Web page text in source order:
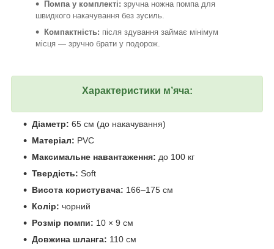
Помпа у комплекті: зручна ножна помпа для
швидкого накачування без зусиль.
Компактність: після здування займає мінімум
місця — зручно брати у подорож.
Характеристики м’яча:
Діаметр: 65 см (до накачування)
Матеріал: PVC
Максимальне навантаження: до 100 кг
Твердість: Soft
Висота користувача: 166–175 см
Колір: чорний
Розмір помпи: 10 × 9 см
Довжина шланга: 110 см